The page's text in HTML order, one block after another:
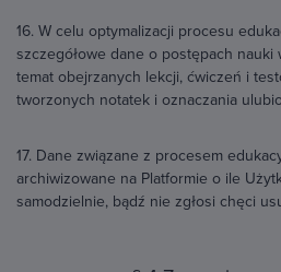
16. W celu optymalizacji procesu
szczegółowe dane o postępach
temat obejrzanych lekcji, ćwiczeń i
tworzonych notatek i oznaczania
17. Dane związane z procesem
archiwizowane na Platformie o ile
samodzielnie, bądź nie zgłosi chęci